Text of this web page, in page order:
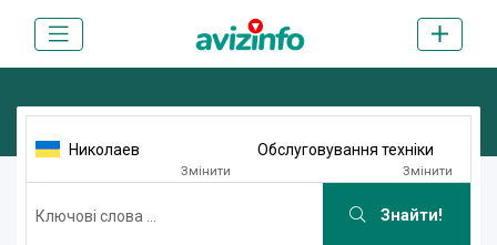
Николаев
Змінити
Обслуговування техніки
Змінити
Знайти!